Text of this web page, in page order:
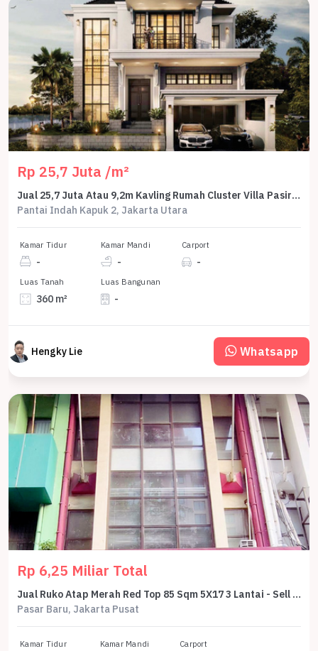
Rp 25,7 Juta /m²
Jual 25,7 Juta Atau 9,2m Kavling Rumah Cluster Villa Pasir Putih 6 Pik2 360 M2 12x30 - Sell Land For House Villa Pasir Putih 6 360 Sqm 12x30 Pik 2
Pantai Indah Kapuk 2, Jakarta Utara
Kamar Tidur
-
Kamar Mandi
-
Carport
-
Luas Tanah
360 m²
Luas Bangunan
-
Hengky Lie Whatsapp
Rp 6,25 Miliar Total
Jual Ruko Atap Merah Red Top 85 Sqm 5X17 3 Lantai - Sell Shophouse Ruko Atap Merah Building 330 Sqm 5X17 3 Floor
Pasar Baru, Jakarta Pusat
Kamar Tidur Kamar Mandi Carport